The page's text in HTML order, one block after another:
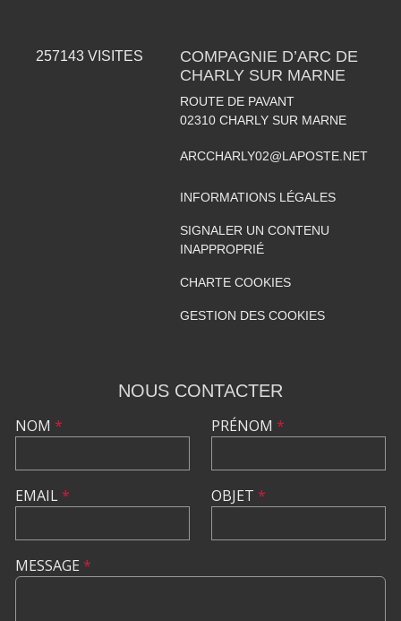
257143 VISITES
COMPAGNIE D’ARC DE
CHARLY SUR MARNE
ROUTE DE PAVANT
02310 CHARLY SUR MARNE
ARCCHARLY02@LAPOSTE.NET
INFORMATIONS LÉGALES
SIGNALER UN CONTENU
INAPPROPRIÉ
CHARTE COOKIES
GESTION DES COOKIES
NOUS CONTACTER
NOM *
EMAIL*
PRÉNOM *
OBJET *
MESSAGE *